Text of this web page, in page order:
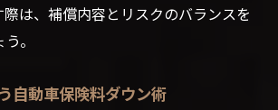
は、補償内容とリスクのバランスを
。
自動車保険料ダウン術